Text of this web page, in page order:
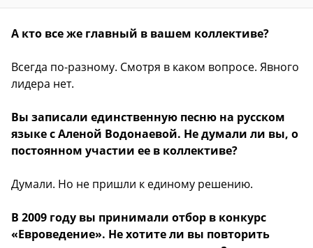
А кто все же главный в вашем коллективе?
Всегда по-разному. Смотря в каком вопросе. Явного
лидера нет.
Вы записали единственную песню на русском
языке с Аленой Водонаевой. Не думали ли вы, о
постоянном участии ее в коллективе?
Думали. Но не пришли к единому решению.
В 2009 году вы принимали отбор в конкурс
«Евроведение». Не хотите ли вы повторить